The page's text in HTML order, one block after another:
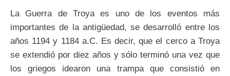
La Guerra de Troya es uno de los eventos más
importantes de la antigüedad, se desarrolló entre los
años 1194 y 1184 a.C. Es decir, que el cerco a Troya
se extendió por diez años y sólo terminó una vez que
los griegos idearon una trampa que consistió en